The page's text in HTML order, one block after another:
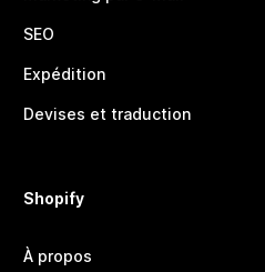
SEO
Expédition
Devises et traduction
Shopify
À propos